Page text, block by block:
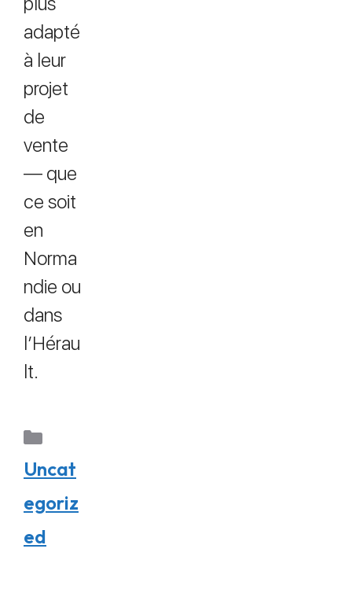
adapté
à leur
projet
de
vente
— que
ce soit
en
Norma
ndie ou
dans
l’Hérau
lt.
Uncat
egoriz
ed